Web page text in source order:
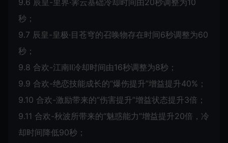
9.6 辰皇-里界·霁云基础冷却时间由20秒调整为10
秒；
9.7 辰皇-皇极·目苍穹的召唤物存在时间6秒调整为60
秒；
9.8 合欢-江南II冷却时间由16秒调整为8秒；
9.9 合欢-绝恋技能成长的“爆伤提升”增益提升40%；
9.10 合欢-激励带来的“伤害提升”增益状态提升3倍；
9.11 合欢-秋波所带来的“魅惑能力”增益提升20倍，冷
却时间降低90秒；